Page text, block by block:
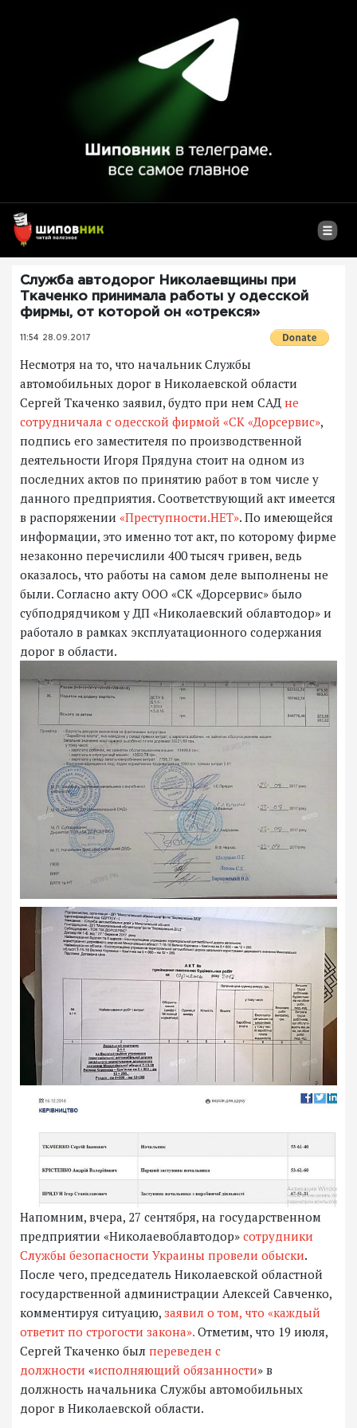
Служба автодорог Николаевщины при
Ткаченко принимала работы у одесской
фирмы, от которой он «отрекся»
11:54 28.09.2017
Несмотря на то, что начальник Службы
автомобильных дорог в Николаевской области
Сергей Ткаченко заявил, будто при нем САД не
сотрудничала с одесской фирмой «СК «Дорсервис»,
подпись его заместителя по производственной
деятельности Игоря Прядуна стоит на одном из
последних актов по принятию работ в том числе у
данного предприятия. Соответствующий акт имеется
в распоряжении «Преступности.НЕТ». По имеющейся
информации, это именно тот акт, по которому фирме
незаконно перечислили 400 тысяч гривен, ведь
оказалось, что работы на самом деле выполнены не
были. Согласно акту ООО «СК «Дорсервис» было
субподрядчиком у ДП «Николаевский облавтодор» и
работало в рамках эксплуатационного содержания
дорог в области.
Напомним, вчера, 27 сентября, на государственном
предприятии «Николаевоблавтодор» сотрудники
Службы безопасности Украины провели обыски.
После чего, председатель Николаевской областной
государственной администрации Алексей Савченко,
комментируя ситуацию, заявил о том, что «каждый
ответит по строгости закона». Отметим, что 19 июля,
Сергей Ткаченко был переведен с
должности «исполняющий обязанности» в
должность начальника Службы автомобильных
дорог в Николаевской области.